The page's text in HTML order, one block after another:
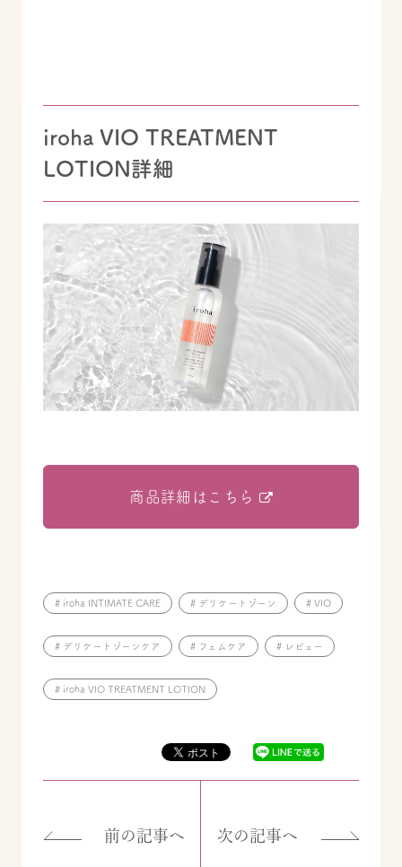
iroha VIO TREATMENT
LOTION詳細
商品詳細はこちら
# iroha INTIMATE CARE # デリケートゾーン # VIO
# デリケートゾーンケア # フェムケア # レビュー
# iroha VIO TREATMENT LOTION
前の記事へ 次の記事へ